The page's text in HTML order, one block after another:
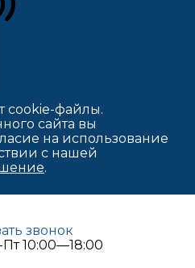
cookie-файлы.
сайта вы
на использование
с нашей
.
звонок
10:00—18:00